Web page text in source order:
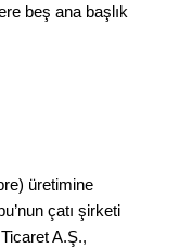
beş ana başlık
üretimine
çatı şirketi
A.Ş.,